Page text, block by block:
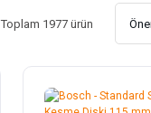
Toplam 1977 ürün